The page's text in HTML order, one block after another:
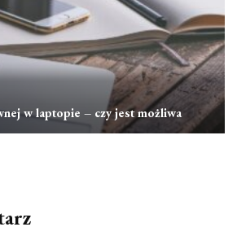
w laptopie – czy jest możliwa